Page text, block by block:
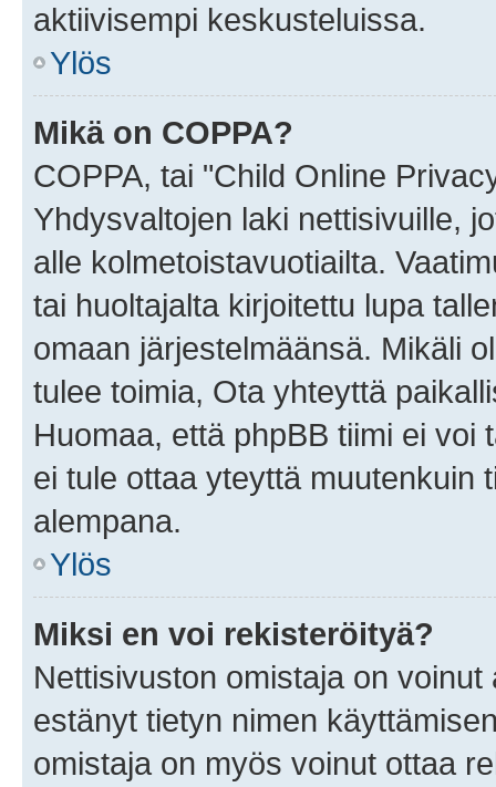
aktiivisempi keskusteluissa.
Ylös
Mikä on COPPA?
COPPA, tai "Child Online
Yhdysvaltojen laki nettisivuille,
alle kolmetoistavuotiailta.
tai huoltajalta kirjoitettu lupa
omaan järjestelmäänsä. Mikäli
tulee toimia, Ota yhteyttä
Huomaa, että phpBB tiimi ei
ei tule ottaa yteyttä muutenkuin
alempana.
Ylös
Miksi en voi rekisteröityä?
Nettisivuston omistaja on
estänyt tietyn nimen
omistaja on myös voinut ottaa